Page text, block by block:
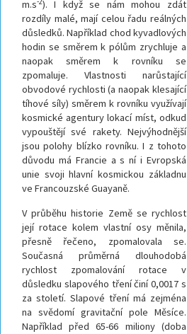
m.s ). I když se nám mohou zdát
rozdíly malé, mají celou řadu reálných
důsledků. Například chod kyvadlových
hodin se směrem k pólům zrychluje a
naopak směrem k rovníku se
zpomaluje. Vlastnosti narůstající
obvodové rychlosti (a naopak klesající
tíhové síly) směrem k rovníku využívají
kosmické agentury lokací míst, odkud
vypouštějí své rakety. Nejvýhodnější
jsou polohy blízko rovníku. I z tohoto
důvodu má Francie a s ní i Evropská
unie svoji hlavní kosmickou základnu
ve Francouzské Guayaně.
V průběhu historie Země se rychlost
její rotace kolem vlastní osy měnila,
přesně řečeno, zpomalovala se.
Současná průměrná dlouhodobá
rychlost zpomalování rotace v
důsledku slapového tření činí 0,0017 s
za století. Slapové tření má zejména
na svědomí gravitační pole Měsíce.
Například před 65-66 miliony (doba